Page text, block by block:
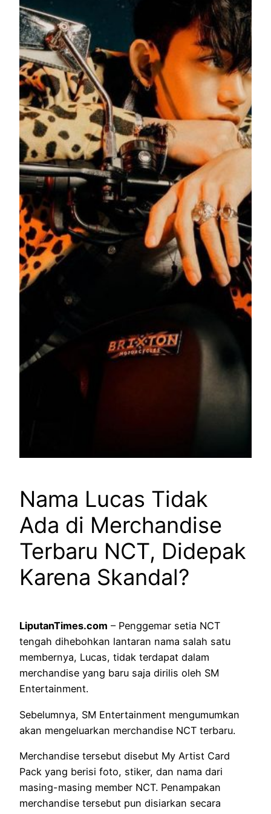
Nama Lucas Tidak
Ada di Merchandise
Terbaru NCT, Didepak
Karena Skandal?
LiputanTimes.com – Penggemar setia NCT
tengah dihebohkan lantaran nama salah satu
membernya, Lucas, tidak terdapat dalam
merchandise yang baru saja dirilis oleh SM
Entertainment.
Sebelumnya, SM Entertainment mengumumkan
akan mengeluarkan merchandise NCT terbaru.
Merchandise tersebut disebut My Artist Card
Pack yang berisi foto, stiker, dan nama dari
masing-masing member NCT. Penampakan
merchandise tersebut pun disiarkan secara